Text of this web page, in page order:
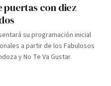
puertas con diez
su programación inicial
a partir de los Fabulosos
y No Te Va Gustar.